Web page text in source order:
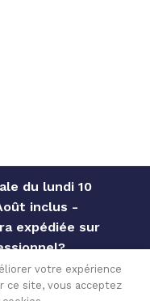
du lundi 10
inclus -
expédiée sur
commercial
des
ACS INFORMATIQUE
votre expérience
ce site, vous acceptez